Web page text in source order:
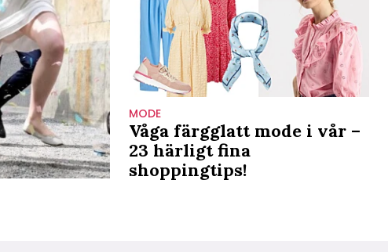
MODE
Våga färgglatt mode i vår –
23 härligt fina
shoppingtips!